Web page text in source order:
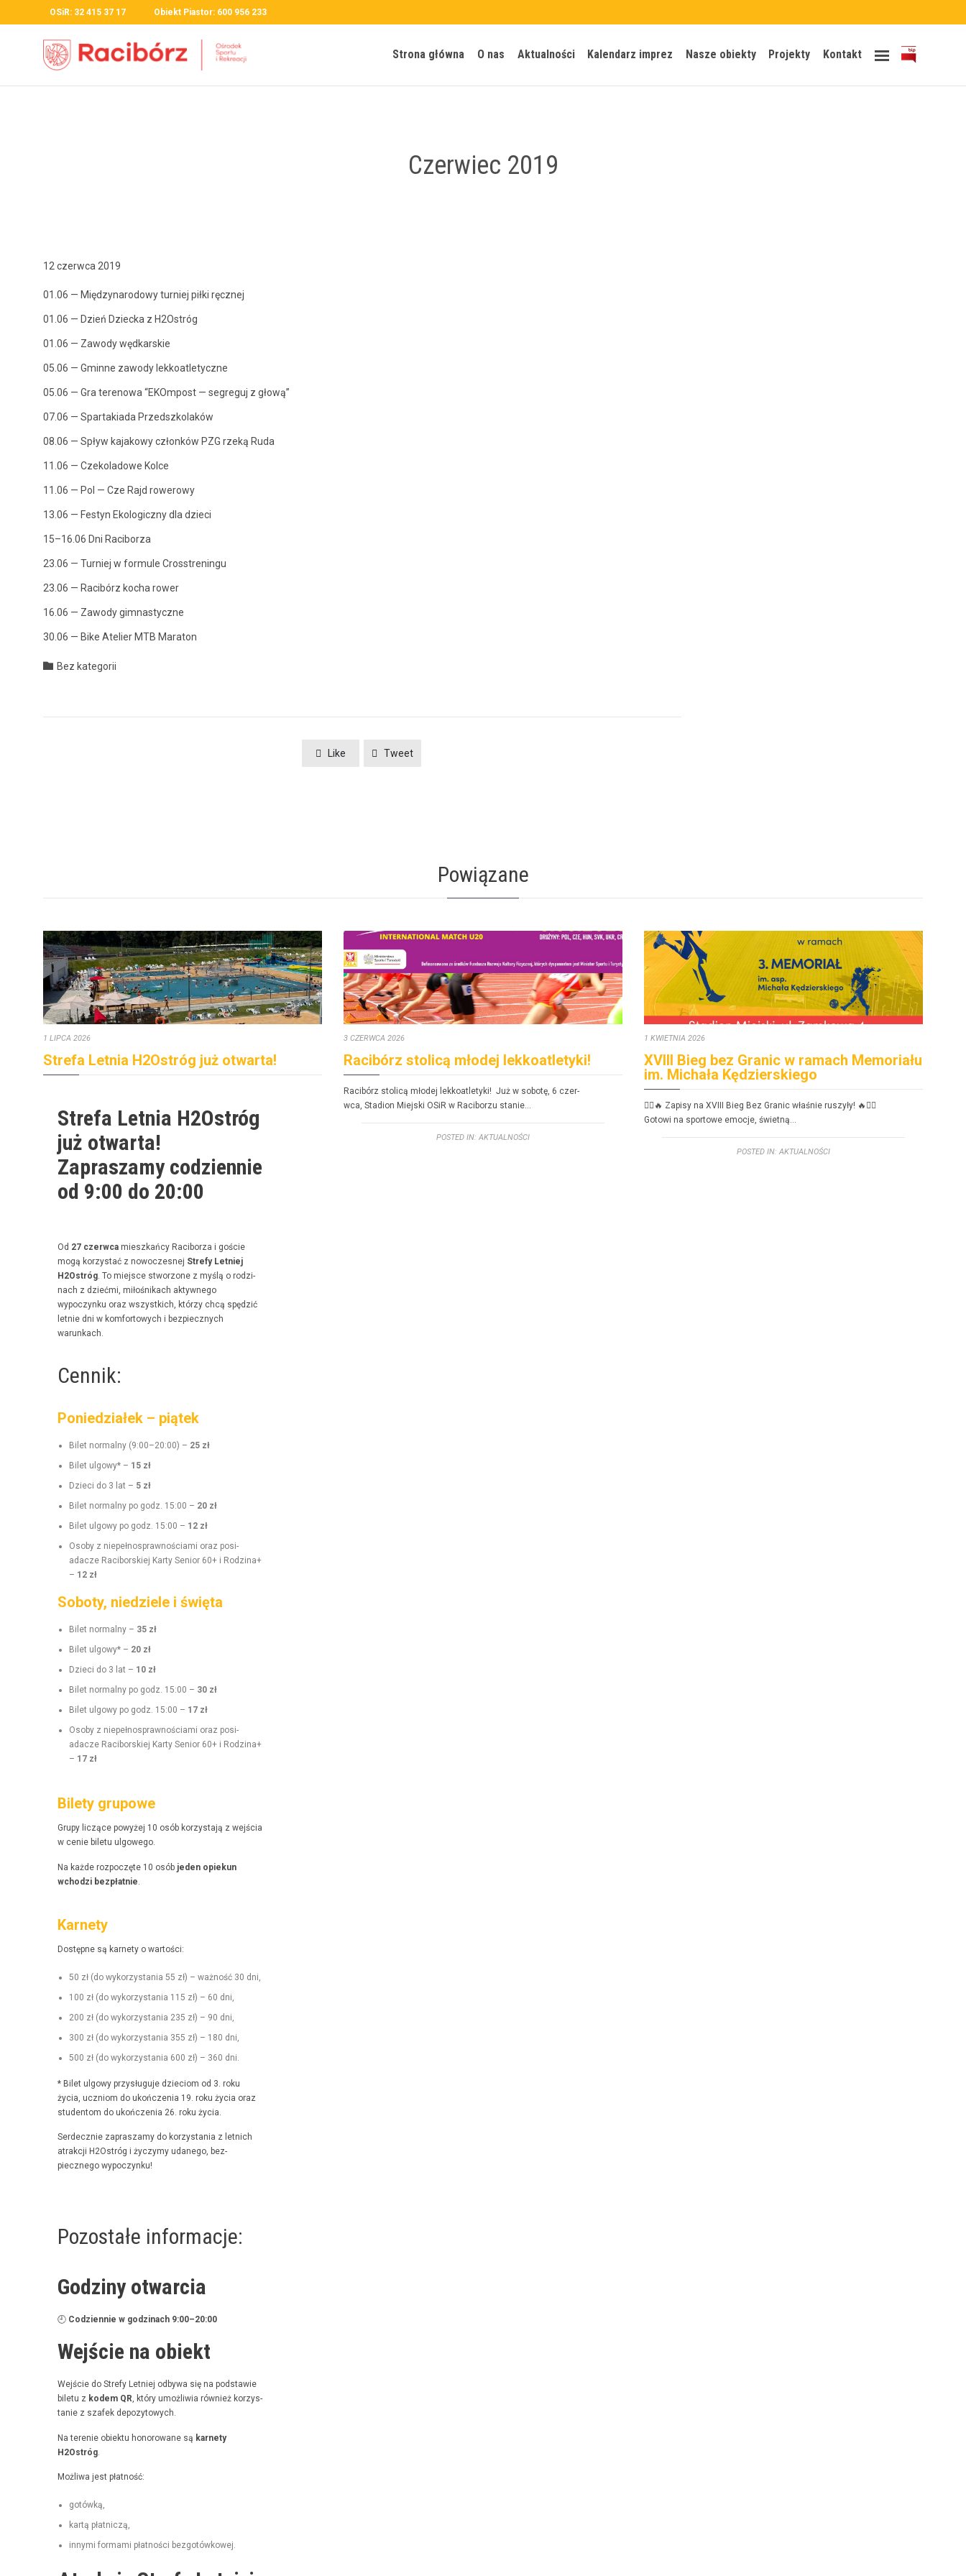
OSiR: 32 415 37 17 Obiekt Piastor: 600 956 233
Strona główna O nas Aktualności Kalendarz imprez Nasze obiekty Projekty Kontakt
Czerwiec 2019
12 czerwca 2019
01.06 — Między­nar­o­dowy turniej pił­ki ręcznej
01.06 — Dzień Dziec­ka z H2Ostróg
01.06 — Zawody wędkarskie
05.06 — Gminne zawody lekkoatletyczne
05.06 — Gra terenowa “EKOm­post — seg­reguj z głową”
07.06 — Spar­taki­a­da Przedszkolaków
08.06 — Spływ kajakowy członków PZG rzeką Ruda
11.06 — Czeko­lad­owe Kolce
11.06 — Pol — Cze Rajd rowerowy
13.06 — Fes­tyn Eko­log­iczny dla dzieci
15–16.06 Dni Raciborza
23.06 — Turniej w for­mule Crosstreningu
23.06 — Racibórz kocha rower
16.06 — Zawody gimnastyczne
30.06 — Bike Ate­lier MTB Maraton
 Category
Bez kategorii
Like Tweet
Powiązane
1 LIPCA 2026
Strefa Letnia H2Ostróg już otwarta!
Strefa Letnia H2Ostróg
już otwarta!
Zapraszamy codziennie
od 9:00 do 20:00
Od 27 czer­w­ca mieszkań­cy Raci­borza i goś­cie
mogą korzys­tać z nowoczes­nej Stre­fy Let­niej
H2Ostróg. To miejsce stwor­zone z myślą o rodz­i­
nach z dzieć­mi, miłośnikach akty­wnego
wypoczynku oraz wszys­t­kich, którzy chcą spędz­ić
let­nie dni w kom­for­towych i bez­piecznych
warunkach.
Cennik:
Poniedziałek – piątek
Bilet nor­mal­ny (9:00–20:00) – 25 zł
Bilet ulgo­wy* – 15 zł
Dzieci do 3 lat – 5 zł
Bilet nor­mal­ny po godz. 15:00 – 20 zł
Bilet ulgo­wy po godz. 15:00 – 12 zł
Oso­by z niepełnosprawnoś­ci­a­mi oraz posi­
adacze Raci­borskiej Kar­ty Senior 60+ i Rodz­i­na+
– 12 zł
Soboty, niedziele i święta
Bilet nor­mal­ny – 35 zł
Bilet ulgo­wy* – 20 zł
Dzieci do 3 lat – 10 zł
Bilet nor­mal­ny po godz. 15:00 – 30 zł
Bilet ulgo­wy po godz. 15:00 – 17 zł
Oso­by z niepełnosprawnoś­ci­a­mi oraz posi­
adacze Raci­borskiej Kar­ty Senior 60+ i Rodz­i­na+
– 17 zł
Bilety grupowe
Grupy liczące powyżej 10 osób korzys­ta­ją z wejś­cia
w cenie bile­tu ulgowego.
Na każde rozpoczęte 10 osób jeden opiekun
wchodzi bezpłat­nie.
Karnety
Dostęp­ne są kar­ne­ty o wartości:
50 zł (do wyko­rzys­ta­nia 55 zł) – ważność 30 dni,
100 zł (do wyko­rzys­ta­nia 115 zł) – 60 dni,
200 zł (do wyko­rzys­ta­nia 235 zł) – 90 dni,
300 zł (do wyko­rzys­ta­nia 355 zł) – 180 dni,
500 zł (do wyko­rzys­ta­nia 600 zł) – 360 dni.
* Bilet ulgo­wy przysługu­je dzieciom od 3. roku
życia, uczniom do ukończenia 19. roku życia oraz
stu­den­tom do ukończenia 26. roku życia.
Serdecznie zaprasza­my do korzys­ta­nia z let­nich
atrakcji H2Ostróg i życzymy udanego, bez­
piecznego wypoczynku!
Pozostałe informacje:
Godziny otwarcia
🕘 Codzi­en­nie w godz­i­nach 9:00–20:00
Wejście na obiekt
Wejś­cie do Stre­fy Let­niej odby­wa się na pod­staw­ie
bile­tu z kodem QR, który umożli­wia również korzys­
tanie z szafek depozytowych.
Na tere­nie obiek­tu hon­orowane są kar­ne­ty
H2Ostróg
Możli­wa jest płatność:
gotówką,
kartą płat­niczą,
inny­mi for­ma­mi płat­noś­ci bezgotówkowej.
3 CZERWCA 2026
Racibórz stolicą młodej lekkoatletyki!
Racibórz stolicą młodej lekkoatle­ty­ki! Już w sobotę, 6 czer­
w­ca, Sta­dion Miejs­ki OSiR w Raci­borzu stanie…
POSTED IN: AKTUALNOŚCI
1 KWIETNIA 2026
XVIII Bieg bez Granic w ramach Memoriału
im. Michała Kędzierskiego
🏃‍♂️🔥 Zapisy na XVIII Bieg Bez Granic właśnie ruszyły! 🔥🏃‍♀️
Gotowi na sportowe emoc­je, świetną…
POSTED IN: AKTUALNOŚCI